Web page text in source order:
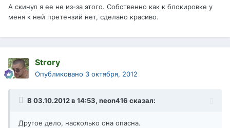
А скинул я ее не из-за этого. Собственно как к блокировке у
меня к ней претензий нет, сделано красиво.
Strory
Опубликовано 3 октября, 2012
В 03.10.2012 в 14:53, neon416 сказал:
Другое дело, насколько она опасна.